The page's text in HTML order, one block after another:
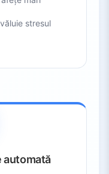
stresul
automată